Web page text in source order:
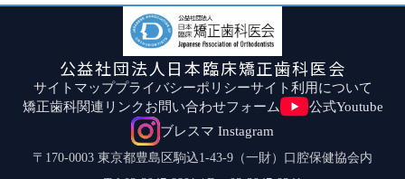
公益社団法人日本臨床矯正歯科医会
サイトマッププライバシーポリシーサイト利用について
矯正歯科関連リンクお問い合わせフォーム
公式Youtube
ブレスマ Instagram
〒170-0003 東京都豊島区駒込1-43-9（一財）口腔保健協会内